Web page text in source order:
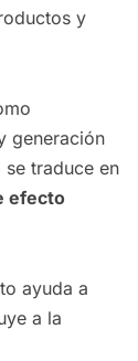
y
generación
traduce en
efecto
ayuda a
a la